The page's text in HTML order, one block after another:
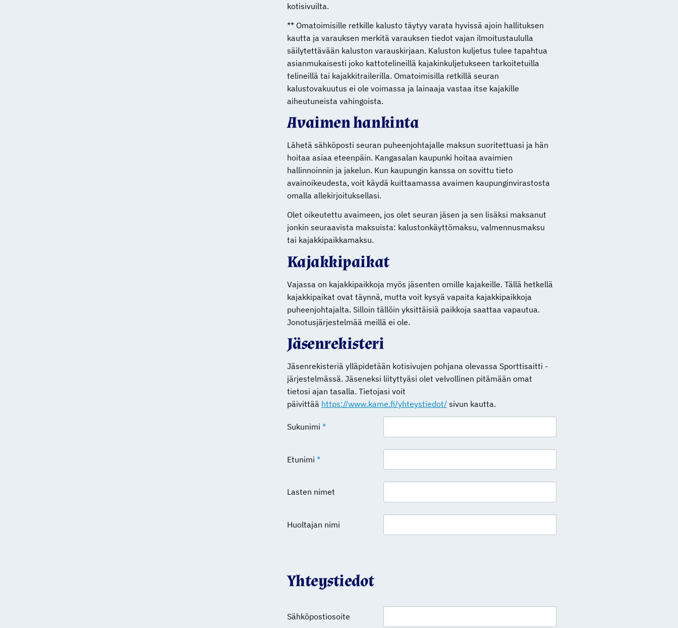
kotisivuilta.
** Omatoimisille retkille kalusto täytyy varata hyvissä ajoin hallituksen
kautta ja varauksen merkitä varauksen tiedot vajan ilmoitustaululla
säilytettävään kaluston varauskirjaan. Kaluston kuljetus tulee tapahtua
asianmukaisesti joko kattotelineillä kajakinkuljetukseen tarkoitetuilla
telineillä tai kajakkitrailerilla. Omatoimisilla retkillä seuran
kalustovakuutus ei ole voimassa ja lainaaja vastaa itse kajakille
aiheutuneista vahingoista.
Avaimen hankinta
Lähetä sähköposti seuran puheenjohtajalle maksun suoritettuasi ja hän
hoitaa asiaa eteenpäin. Kangasalan kaupunki hoitaa avaimien
hallinnoinnin ja jakelun. Kun kaupungin kanssa on sovittu tieto
avainoikeudesta, voit käydä kuittaamassa avaimen kaupunginvirastosta
omalla allekirjoituksellasi.
Olet oikeutettu avaimeen, jos olet seuran jäsen ja sen lisäksi maksanut
jonkin seuraavista maksuista: kalustonkäyttömaksu, valmennusmaksu
tai kajakkipaikkamaksu.
Kajakkipaikat
Vajassa on kajakkipaikkoja myös jäsenten omille kajakeille. Tällä hetkellä
kajakkipaikat ovat täynnä, mutta voit kysyä vapaita kajakkipaikkoja
puheenjohtajalta. Silloin tällöin yksittäisiä paikkoja saattaa vapautua.
Jonotusjärjestelmää meillä ei ole.
Jäsenrekisteri
Jäsenrekisteriä ylläpidetään kotisivujen pohjana olevassa Sporttisaitti -
järjestelmässä. Jäseneksi liityttyäsi olet velvollinen pitämään omat
tietosi ajan tasalla. Tietojasi voit
päivittää https://www.kame.fi/yhteystiedot/sivun kautta.
Sukunimi *
Etunimi *
Lasten nimet
Huoltajan nimi
Yhteystiedot
Sähköpostiosoite